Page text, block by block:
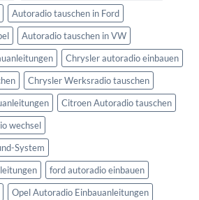
Autoradio tauschen in Ford
Autoradio tauschen in VW
Chrysler autoradio einbauen
Chrysler Werksradio tauschen
Citroen Autoradio tauschen
wechsel
System
ford autoradio einbauen
Opel Autoradio Einbauanleitungen